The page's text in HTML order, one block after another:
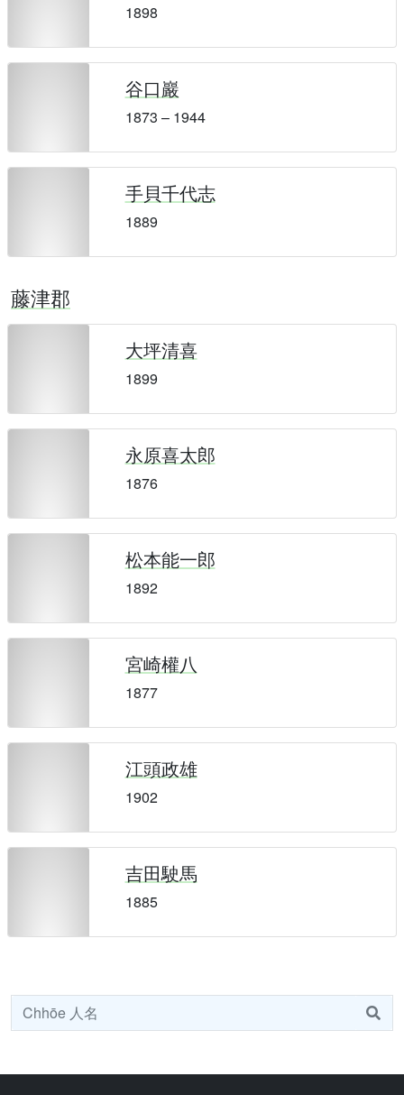
1898
谷口巖
1873 – 1944
手貝千代志
1889
藤津郡
大坪清喜
1899
永原喜太郎
1876
松本能一郎
1892
宮崎權八
1877
江頭政雄
1902
吉田駛馬
1885